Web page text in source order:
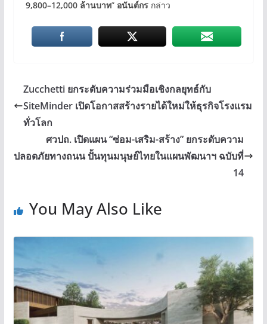
9,800–12,000 ล้านบาท” อนันต์กรกล่าว
Zucchetti ยกระดับความร่วมมือเชิงกลยุทธ์กับ
SiteMinder เปิดโอกาสสร้างรายได้ใหม่ให้ธุรกิจโรงแรม
ทั่วโลก
ศวปถ. เปิดแผน “ซ่อม-เสริม-สร้าง” ยกระดับความ
ปลอดภัยทางถนน ปั้นทุนมนุษย์ไทยในแผนพัฒนาฯ ฉบับที่
14
You May Also Like